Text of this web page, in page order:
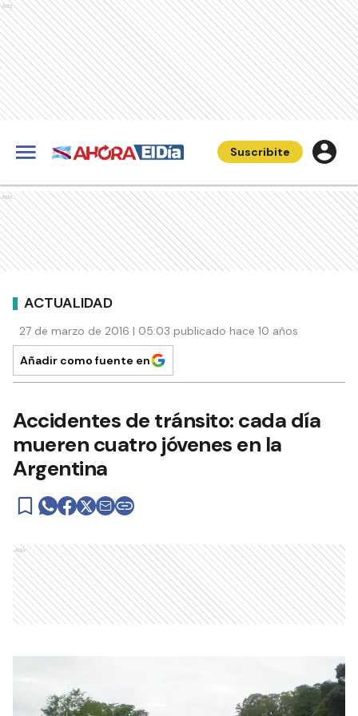
Ads
Suscribite
Ads
ACTUALIDAD
27 de marzo de 2016 | 05:03 publicado hace 10 años
Añadir como fuente en
Accidentes de tránsito: cada día
mueren cuatro jóvenes en la
Argentina
Ads